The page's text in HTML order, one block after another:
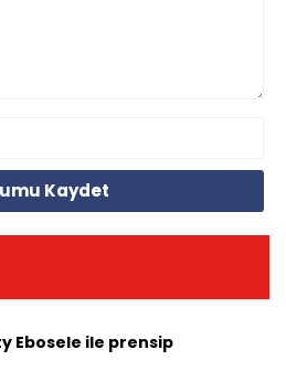
Kaydet
Ebosele ile prensip